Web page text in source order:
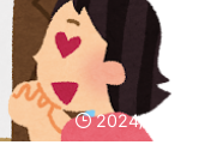
2024/11/4